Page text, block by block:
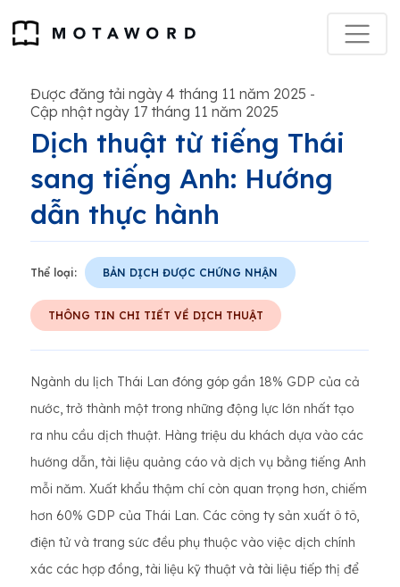
Được đăng tải ngày 4 tháng 11 năm 2025 -
Cập nhật ngày 17 tháng 11 năm 2025
Dịch thuật từ tiếng Thái
sang tiếng Anh: Hướng
dẫn thực hành
Thể loại: BẢN DỊCH ĐƯỢC CHỨNG NHẬN
THÔNG TIN CHI TIẾT VỀ DỊCH THUẬT
Ngành du lịch Thái Lan đóng góp gần 18% GDP của cả
nước, trở thành một trong những động lực lớn nhất tạo
ra nhu cầu dịch thuật. Hàng triệu du khách dựa vào các
hướng dẫn, tài liệu quảng cáo và dịch vụ bằng tiếng Anh
mỗi năm. Xuất khẩu thậm chí còn quan trọng hơn, chiếm
hơn 60% GDP của Thái Lan. Các công ty sản xuất ô tô,
điện tử và trang sức đều phụ thuộc vào việc dịch chính
xác các hợp đồng, tài liệu kỹ thuật và tài liệu tiếp thị để